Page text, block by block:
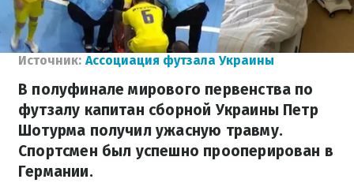
Источник: Ассоциация футзала Украины
В полуфинале мирового первенства по
футзалу капитан сборной Украины Петр
Шотурма получил ужасную травму.
Спортсмен был успешно прооперирован в
Германии.